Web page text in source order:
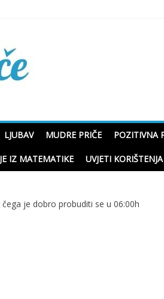
LJUBAV MUDRE PRIČE POZITIVNA
IZ MATEMATIKE UVJETI KORIŠTENJA
je dobro probuditi se u 06:00h